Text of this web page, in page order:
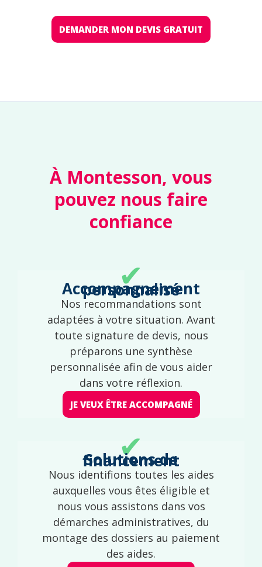
DEMANDER MON DEVIS GRATUIT
À Montesson, vous
pouvez nous faire
confiance
✔
Accompagnement personnalisé
Nos recommandations sont
adaptées à votre situation. Avant
toute signature de devis, nous
préparons une synthèse
personnalisée afin de vous aider
dans votre réflexion.
JE VEUX ÊTRE ACCOMPAGNÉ
✔
Solutions de financement
Nous identifions toutes les aides
auxquelles vous êtes éligible et
nous vous assistons dans vos
démarches administratives, du
montage des dossiers au paiement
des aides.